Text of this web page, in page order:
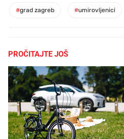
#grad zagreb #umirovljenici
PROČITAJTE JOŠ